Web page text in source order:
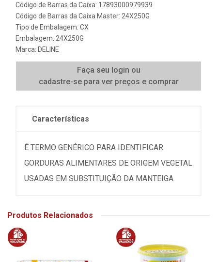
Código de Barras da Caixa: 17893000979939
Código de Barras da Caixa Master: 24X250G
Tipo de Embalagem: CX
Embalagem: 24X250G
Marca: DELINE
Faça seu login ou
cadastre-se para ver preços e comprar
Características
É TERMO GENÉRICO PARA IDENTIFICAR
GORDURAS ALIMENTARES DE ORIGEM VEGETAL
USADAS EM SUBSTITUIÇÃO DA MANTEIGA.
Produtos Relacionados